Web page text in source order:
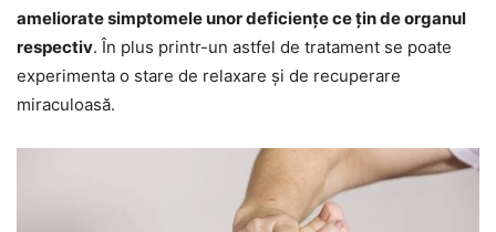
ameliorate simptomele unor deficiențe ce țin de organul
respectiv. În plus printr-un astfel de tratament se poate
experimenta o stare de relaxare și de recuperare
miraculoasă.